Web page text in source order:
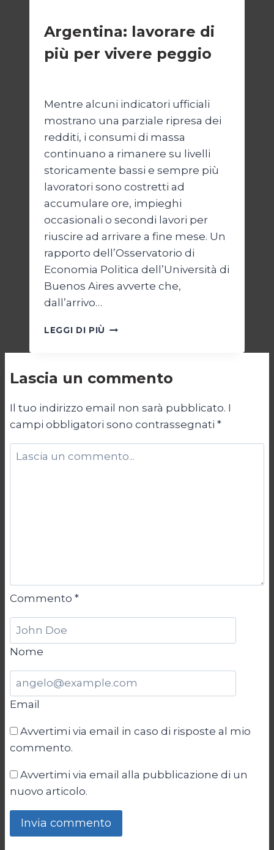
Argentina: lavorare di
più per vivere peggio
Mentre alcuni indicatori ufficiali
mostrano una parziale ripresa dei
redditi, i consumi di massa
continuano a rimanere su livelli
storicamente bassi e sempre più
lavoratori sono costretti ad
accumulare ore, impieghi
occasionali o secondi lavori per
riuscire ad arrivare a fine mese. Un
rapporto dell’Osservatorio di
Economia Politica dell’Università di
Buenos Aires avverte che,
dall’arrivo…
LEGGI DI PIÙ ARGENTINA:
PER
PEGGIO
Lascia un commento
Il tuo indirizzo email non sarà pubblicato. I
campi obbligatori sono contrassegnati *
Commento *
Nome
Email
Avvertimi via email in caso di risposte al mio
commento.
Avvertimi via email alla pubblicazione di un
nuovo articolo.